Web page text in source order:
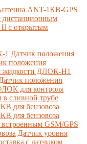
ANT-1КВ-GPS
с открытым
1 Датчик положения
положения
жидкости ДЛОК-Н1
положения
для контроля
в сливной трубе
для бензовоза
для бензовоза
GSM/GPS
Датчик уровня
с датчиком